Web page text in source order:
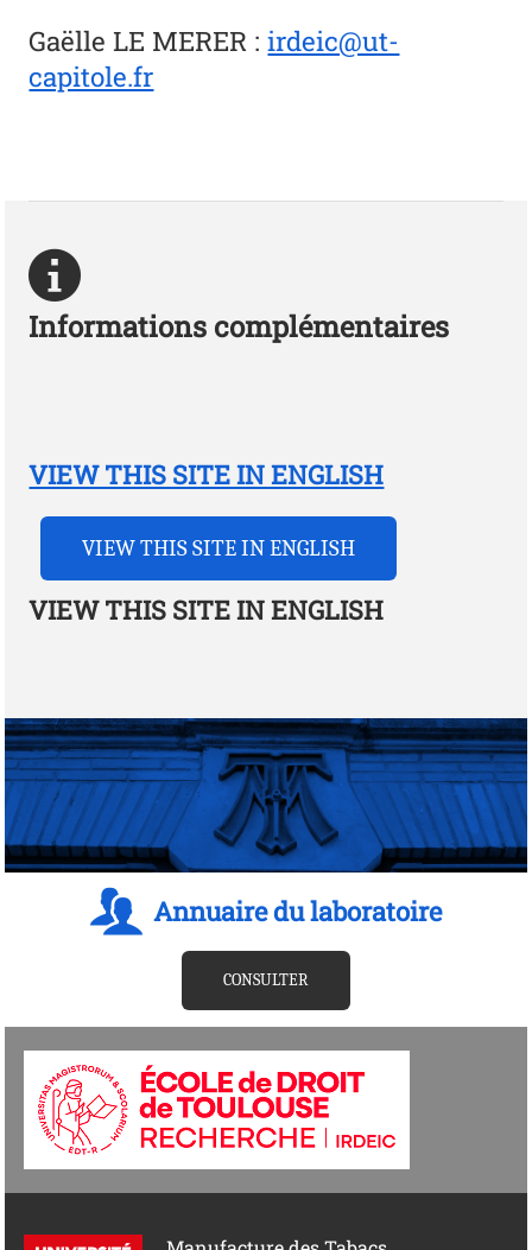
Gaëlle LE MERER :irdeic@ut-
capitole.fr
Informations complémentaires
VIEW THIS SITE IN ENGLISH
VIEW THIS SITE IN ENGLISH
VIEW THIS SITE IN ENGLISH
Annuaire du laboratoire
CONSULTER